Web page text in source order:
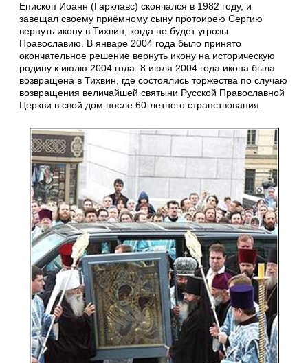
Епископ Иоанн (Гарклавс) скончался в 1982 году, и
завещал своему приёмному сыну протоирею Сергию
вернуть икону в Тихвин, когда не будет угрозы
Православию. В январе 2004 года было принято
окончательное решение вернуть икону на историческую
родину к июлю 2004 года. 8 июля 2004 года икона была
возвращена в Тихвин, где состоялись торжества по случаю
возвращения величайшей святыни Русской Православной
Церкви в свой дом после 60-летнего странствования.